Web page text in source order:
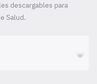
descargables para
Salud.